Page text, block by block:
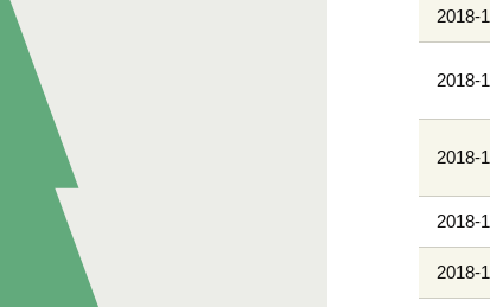
2018-
2018-
2018-
2018-
2018-